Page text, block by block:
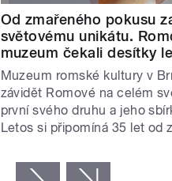
Od zmařeného pokusu
světovému unikátu.
muzeum čekali desítky
Muzeum romské kultury v
závidět Romové na celém
první svého druhu a jeho
Letos si připomíná 35 let od